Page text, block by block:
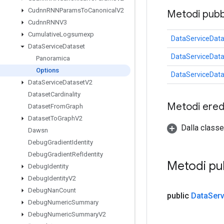
CudnnRNNParamsToCanonical V2
CudnnRNNV3
CumulativeLogsumexp
DataServiceDataset
Panoramica
Options
DataServiceDatasetV2
DatasetCardinality
DatasetFromGraph
DatasetToGraphV2
Dawsn
DebugGradientIdentity
DebugGradientRefIdentity
DebugIdentity
DebugIdentityV2
DebugNanCount
DebugNumericSummary
DebugNumericSummaryV2
Metodi
Metodi
Dalla
Metodi
public Data